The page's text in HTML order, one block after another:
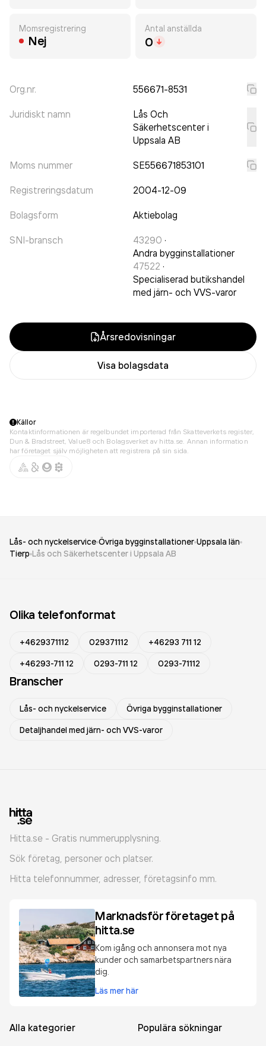
Momsregistrering
Nej
Antal anställda
0
Org.nr. 556671-8531
Juridiskt namn
Lås Och
Säkerhetscenter i
Uppsala AB
Moms nummer SE556671853101
Registreringsdatum 2004-12-09
Bolagsform Aktiebolag
SNI-bransch 43290 ·
Andra bygginstallationer
47522 ·
Specialiserad butikshandel
med järn- och VVS-varor
Årsredovisningar
Visa bolagsdata
Källor
Kontaktinformationen är regelbundet importerad från Skatteverkets register,
Dun & Bradstreet, Value8 och Bolagsverket av hitta.se. Annan information
har företaget själv möjligheten att registrera på sin sida.
Lås- och nyckelservice Övriga bygginstallationer Uppsala län
Tierp Lås och Säkerhetscenter i Uppsala AB
Olika telefonformat
+4629371112 029371112
+46293 711 12
+46293-711 12
0293-711 12 0293-71112
Branscher
Lås- och nyckelservice
Övriga bygginstallationer
Detaljhandel med järn- och VVS-varor
Hitta.se - Gratis nummerupplysning.
Sök företag, personer och platser.
Hitta telefonnummer, adresser, företagsinfo mm.
Marknadsför företaget på
hitta.se
Kom igång och annonsera mot nya
kunder och samarbetspartners nära
dig.
Läs mer här
Alla kategorier
Populära sökningar